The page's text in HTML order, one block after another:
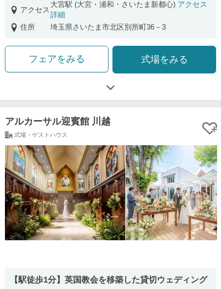
アクセス
大宮駅 (大宮・浦和・さいたま新都心) アクセス
詳細
住所
埼玉県さいたま市北区別所町36－3
フェアをみる 式場をみる
アルカーサル迎賓館 川越
式場・ゲストハウス
【駅徒歩1分】英国教会を移築した貸切ウェディング